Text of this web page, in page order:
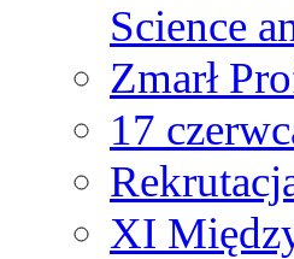
Science
Zmarł
17
XI